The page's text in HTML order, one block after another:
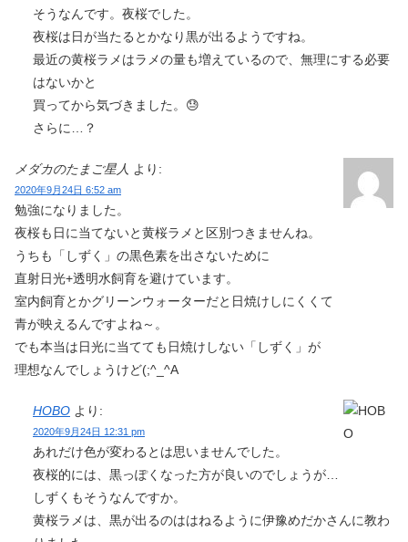
そうなんです。夜桜でした。
夜桜は日が当たるとかなり黒が出るようですね。
最近の黄桜ラメはラメの量も増えているので、無理にする必要
はないかと
買ってから気づきました。😓
さらに…？
メダカのたまご星人 より:
2020年9月24日 6:52 am
勉強になりました。
夜桜も日に当てないと黄桜ラメと区別つきませんね。
うちも「しずく」の黒色素を出さないために
直射日光+透明水飼育を避けています。
室内飼育とかグリーンウォーターだと日焼けしにくくて
青が映えるんですよね～。
でも本当は日光に当てても日焼けしない「しずく」が
理想なんでしょうけど(;^_^A
HOBO より:
2020年9月24日 12:31 pm
あれだけ色が変わるとは思いませんでした。
夜桜的には、黒っぽくなった方が良いのでしょうが…
しずくもそうなんですか。
黄桜ラメは、黒が出るのははねるように伊豫めだかさんに教わ